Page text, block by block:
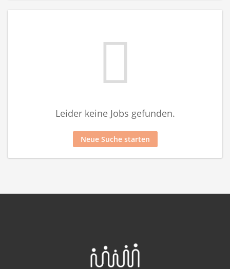
Leider keine Jobs gefunden.
Neue Suche starten